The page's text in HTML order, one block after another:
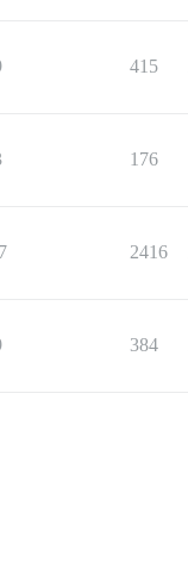
415
176
2416
384